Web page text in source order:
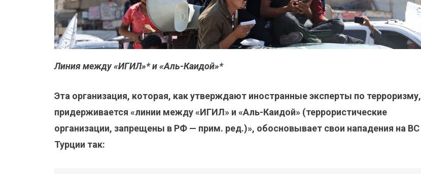
Линия между «ИГИЛ»* и «Аль-Каидой»*
Эта организация, которая, как утверждают иностранные эксперты по терроризму,
придерживается «линии между «ИГИЛ» и «Аль-Каидой» (террористические
организации, запрещены в РФ — прим. ред.)», обосновывает свои нападения на ВС
Турции так: